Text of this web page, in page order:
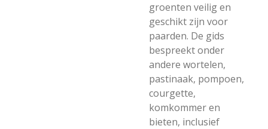
groenten veilig en
geschikt zijn voor
paarden. De gids
bespreekt onder
andere wortelen,
pastinaak, pompoen,
courgette,
komkommer en
bieten, inclusief